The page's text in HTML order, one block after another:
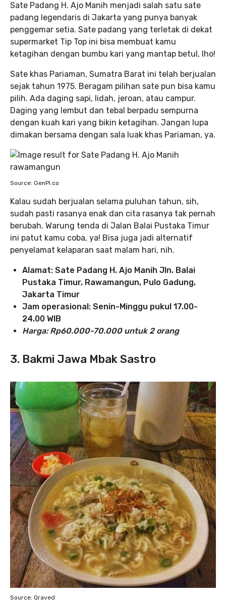
Sate Padang H. Ajo Manih menjadi salah satu sate
padang legendaris di Jakarta yang punya banyak
penggemar setia. Sate padang yang terletak di dekat
supermarket Tip Top ini bisa membuat kamu
ketagihan dengan bumbu kari yang mantap betul, lho!
Sate khas Pariaman, Sumatra Barat ini telah berjualan
sejak tahun 1975. Beragam pilihan sate pun bisa kamu
pilih. Ada daging sapi, lidah, jeroan, atau campur.
Daging yang lembut dan tebal berpadu sempurna
dengan kuah kari yang bikin ketagihan. Jangan lupa
dimakan bersama dengan sala luak khas Pariaman, ya.
Source: GenPI.co
Kalau sudah berjualan selama puluhan tahun, sih,
sudah pasti rasanya enak dan cita rasanya tak pernah
berubah. Warung tenda di Jalan Balai Pustaka Timur
ini patut kamu coba, ya! Bisa juga jadi alternatif
penyelamat kelaparan saat malam hari, nih.
Alamat: Sate Padang H. Ajo Manih Jln. Balai
Pustaka Timur, Rawamangun, Pulo Gadung,
Jakarta Timur
Jam operasional: Senin-Minggu pukul 17.00-
24.00 WIB
Harga: Rp60.000-70.000 untuk 2 orang
3. Bakmi Jawa Mbak Sastro
Source: Qraved